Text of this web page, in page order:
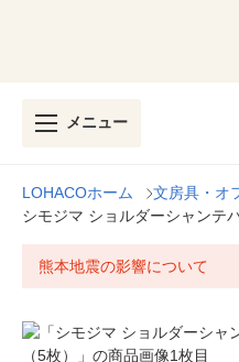
メニュー
LOHACOホーム 文房具・オ
シモジマ ショルダーシャンテ
熊本地震の影響について